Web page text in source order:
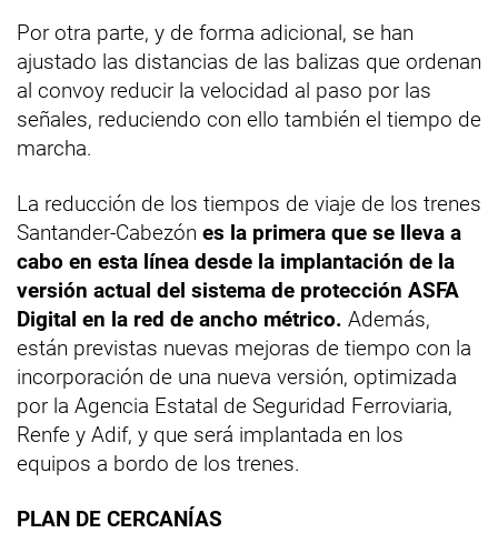
Por otra parte, y de forma adicional, se han
ajustado las distancias de las balizas que ordenan
al convoy reducir la velocidad al paso por las
señales, reduciendo con ello también el tiempo de
marcha.
La reducción de los tiempos de viaje de los trenes
Santander-Cabezón es la primera que se lleva a
cabo en esta línea desde la implantación de la
versión actual del sistema de protección ASFA
Digital en la red de ancho métrico. Además,
están previstas nuevas mejoras de tiempo con la
incorporación de una nueva versión, optimizada
por la Agencia Estatal de Seguridad Ferroviaria,
Renfe y Adif, y que será implantada en los
equipos a bordo de los trenes.
PLAN DE CERCANÍAS